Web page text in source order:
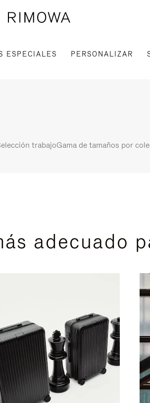
ESPECIALES PERSONALIZAR
trabajoGama de tamaños por
adecuado